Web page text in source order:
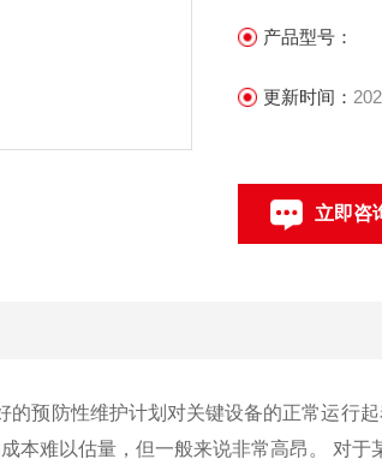
产品型号：
更新时间：
立即咨
的预防性维护计划对关键设备的正常运行
本难以估量，但一般来说非常高昂。 对